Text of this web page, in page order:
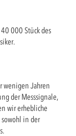
000 Stück des
wenigen Jahren
der Messsignale,
wir erhebliche
in der